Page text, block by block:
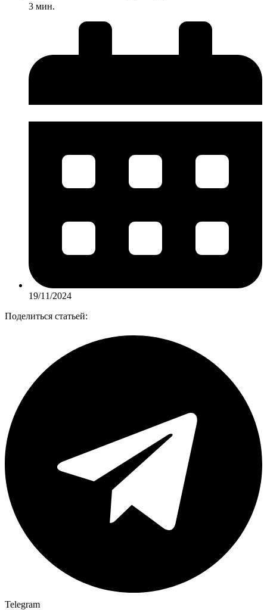
3 мин.
19/11/2024
Поделиться статьей:
Telegram